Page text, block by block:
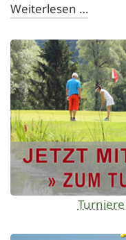
Weiterlesen …